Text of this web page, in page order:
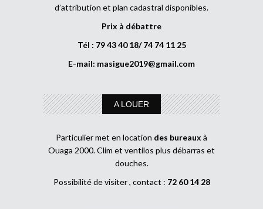
d’attribution et plan cadastral disponibles.
Prix à débattre
Tél : 79 43 40 18/ 74 74 11 25
E-mail: masigue2019@gmail.com
A LOUER
Particulier met en location des bureaux à
Ouaga 2000. Clim et ventilos plus débarras et
douches.
Possibilité de visiter , contact : 72 60 14 28